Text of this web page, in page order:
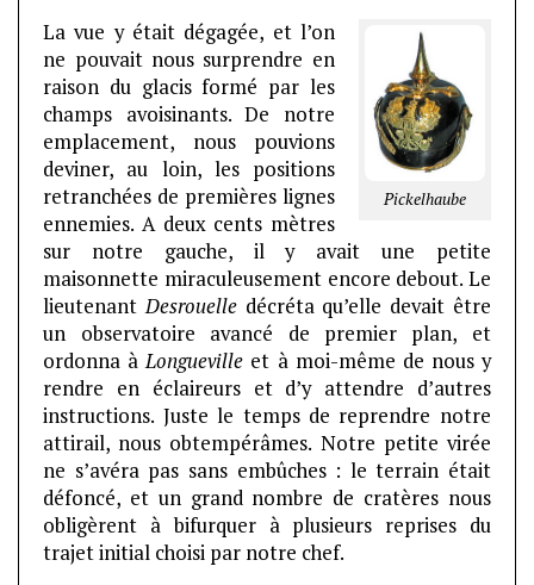
Pickelhaube
La vue y était dégagée, et l’on
ne pouvait nous surprendre en
raison du glacis formé par les
champs avoisinants. De notre
emplacement, nous pouvions
deviner, au loin, les positions
retranchées de premières lignes
ennemies. A deux cents mètres
sur notre gauche, il y avait une petite
maisonnette miraculeusement encore debout. Le
lieutenantDesrouelledécréta qu’elle devait être
un observatoire avancé de premier plan, et
ordonna àLongueville et à moi-même de nous y
rendre en éclaireurs et d’y attendre d’autres
instructions. Juste le temps de reprendre notre
attirail, nous obtempérâmes. Notre petite virée
ne s’avéra pas sans embûches : le terrain était
défoncé, et un grand nombre de cratères nous
obligèrent à bifurquer à plusieurs reprises du
trajet initial choisi par notre chef.